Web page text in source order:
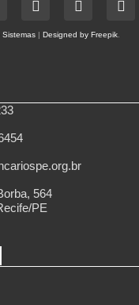
Sistemas | Designed by Freepik
564
PE